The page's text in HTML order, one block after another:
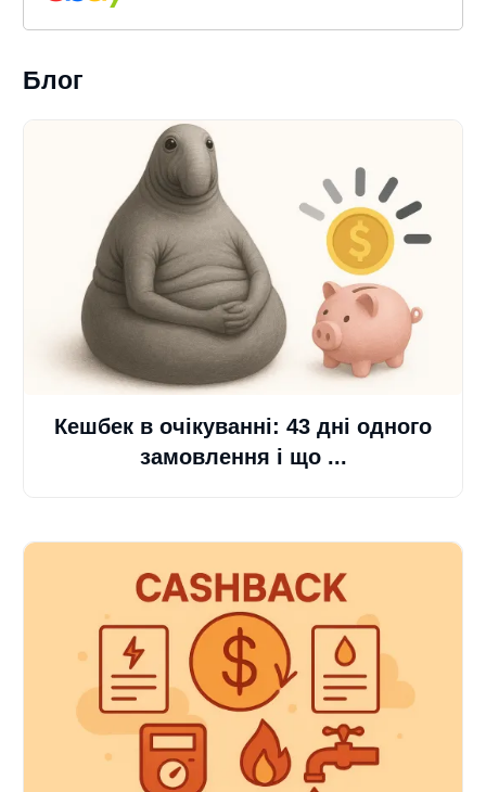
Блог
Кешбек в очікуванні: 43 дні одного
замовлення і що ...